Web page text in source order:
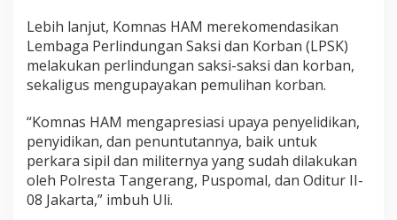
Lebih lanjut, Komnas HAM merekomendasikan
Lembaga Perlindungan Saksi dan Korban (LPSK)
melakukan perlindungan saksi-saksi dan korban,
sekaligus mengupayakan pemulihan korban.
“Komnas HAM mengapresiasi upaya penyelidikan,
penyidikan, dan penuntutannya, baik untuk
perkara sipil dan militernya yang sudah dilakukan
oleh Polresta Tangerang, Puspomal, dan Oditur II-
08 Jakarta,” imbuh Uli.